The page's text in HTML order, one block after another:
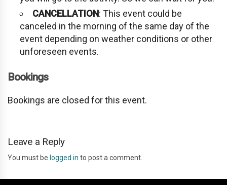
CANCELLATION: This event could be
canceled in the morning of the same day of the
event depending on weather conditions or other
unforeseen events.
Bookings
Bookings are closed for this event.
Leave a Reply
You must be logged in to post a comment.